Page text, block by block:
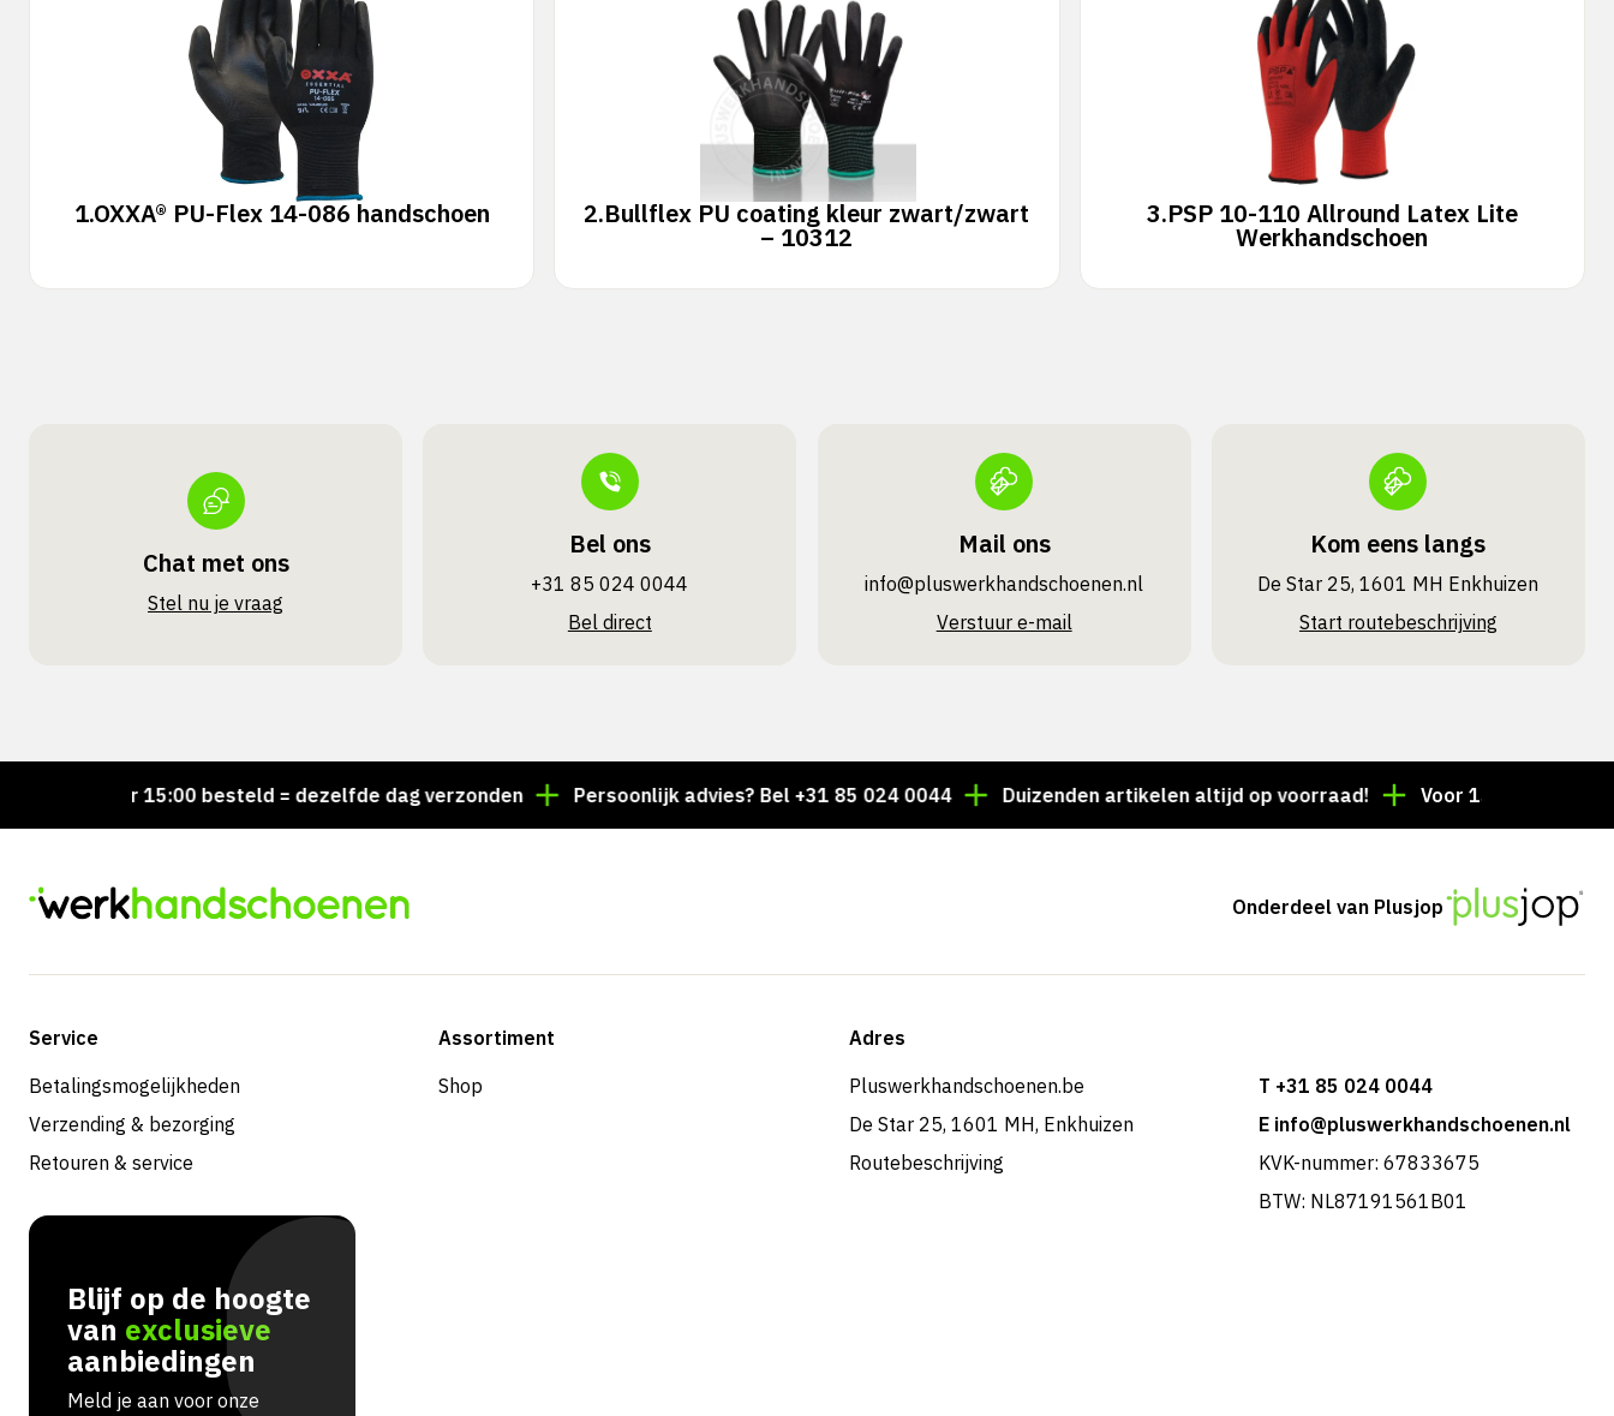
1.OXXA® PU-Flex 14-086 handschoen 2.Bullflex PU coating kleur zwart/zwart
– 10312
3.PSP 10-110 Allround Latex Lite
Werkhandschoen
Chat met ons
Stel nu je vraag
Bel ons
+31 85 024 0044
Bel direct
Mail ons
info@pluswerk­handschoenen.nl
Verstuur e-mail
Kom eens langs
De Star 25, 1601 MH Enkhuizen
Start routebeschrijving
Voor 15:00 besteld = dezelfde dag verzonden Persoonlijk advies? Bel +31 85 024 0044 Duizenden artikelen altijd op voorraad! Voor 15:00 besteld =
Onderdeel van Plusjop
Service
Betalingsmogelijkheden
Verzending & bezorging
Retouren & service
Assortiment
Shop
Adres
Pluswerkhandschoenen.be
De Star 25, 1601 MH, Enkhuizen
Routebeschrijving
T +31 85 024 0044
E info@pluswerkhandschoenen.nl
KVK-nummer: 67833675
BTW: NL87191561B01
Blijf op de hoogte
van exclusieve
aanbiedingen
Meld je aan voor onze